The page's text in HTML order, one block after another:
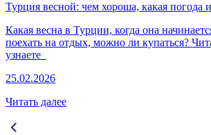
Турция весной: чем хороша, какая погода
Какая весна в Турции, когда она
поехать на отдых, можно ли купаться?
узнаете
25.02.2026
Читать далее